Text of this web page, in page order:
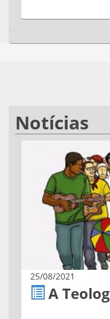
Notícias
25/08/2021
A